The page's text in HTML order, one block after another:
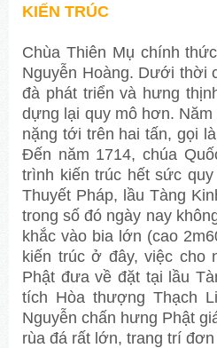
KIẾN TRÚC
Chùa Thiên Mụ chính
Nguyễn Hoàng. Dưới thời
đà phát triển và hưng
dựng lại quy mô hơn.
nặng tới trên hai tấn, gọi
Đến năm 1714, chúa
trình kiến trúc hết sức
Thuyết Pháp, lầu Tàng
trong số đó ngày nay
khắc vào bia lớn (cao
kiến trúc ở đây, việc cho
Phật đưa về đặt tại lầu
tích Hòa thượng Thạch
Nguyễn chấn hưng Phật
rùa đá rất lớn, trang trí